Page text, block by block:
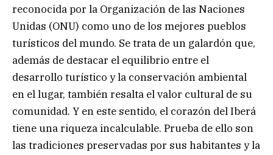
reconocida por la Organización de las Naciones
Unidas (ONU) como uno de los mejores pueblos
turísticos del mundo. Se trata de un galardón que,
además de destacar el equilibrio entre el
desarrollo turístico y la conservación ambiental
en el lugar, también resalta el valor cultural de su
comunidad. Y en este sentido, el corazón del Iberá
tiene una riqueza incalculable. Prueba de ello son
las tradiciones preservadas por sus habitantes y la